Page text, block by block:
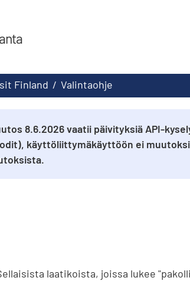
Finland / Valintaohje
8.6.2026 vaatii päivityksiä API-
käyttöliittymäkäyttöön ei
laatikoista, joissa lukee